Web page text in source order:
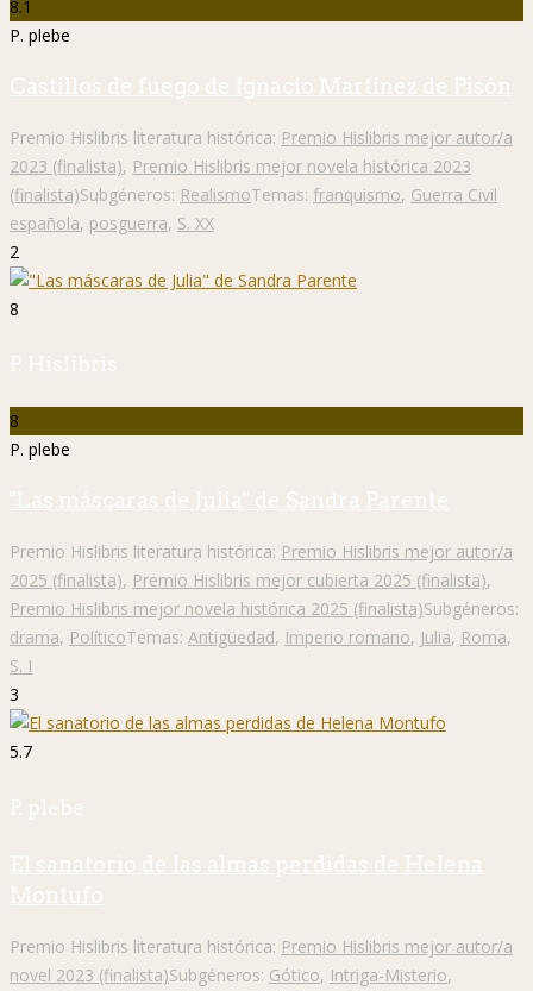
8.1
P. plebe
Castillos de fuego de Ignacio Martínez de Pisón
Premio Hislibris literatura histórica: Premio Hislibris mejor autor/a
2023 (finalista), Premio Hislibris mejor novela histórica 2023
(finalista)Subgéneros: RealismoTemas: franquismo, Guerra Civil
española, posguerra, S. XX
2
8
P. Hislibris
8
P. plebe
"Las máscaras de Julia" de Sandra Parente
Premio Hislibris literatura histórica: Premio Hislibris mejor autor/a
2025 (finalista), Premio Hislibris mejor cubierta 2025 (finalista),
Premio Hislibris mejor novela histórica 2025 (finalista)Subgéneros:
drama, PolíticoTemas: Antigüedad, Imperio romano, Julia, Roma,
S. I
3
5.7
P. plebe
El sanatorio de las almas perdidas de Helena
Montufo
Premio Hislibris literatura histórica: Premio Hislibris mejor autor/a
novel 2023 (finalista)Subgéneros: Gótico, Intriga-Misterio,